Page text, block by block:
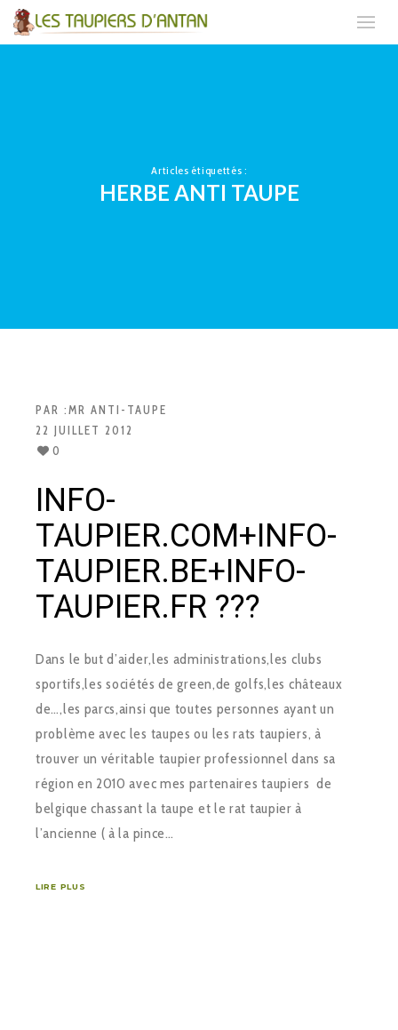
Articles étiquettés :
HERBE ANTI TAUPE
PAR :MR ANTI-TAUPE
22 JUILLET 2012
0
INFO-
TAUPIER.COM+INFO-
TAUPIER.BE+INFO-
TAUPIER.FR ???
Dans le but d’aider,les administrations,les clubs
sportifs,les sociétés de green,de golfs,les châteaux
de…,les parcs,ainsi que toutes personnes ayant un
problème avec les taupes ou les rats taupiers, à
trouver un véritable taupier professionnel dans sa
région en 2010 avec mes partenaires taupiers de
belgique chassant la taupe et le rat taupier à
l’ancienne ( à la pince…
LIRE PLUS